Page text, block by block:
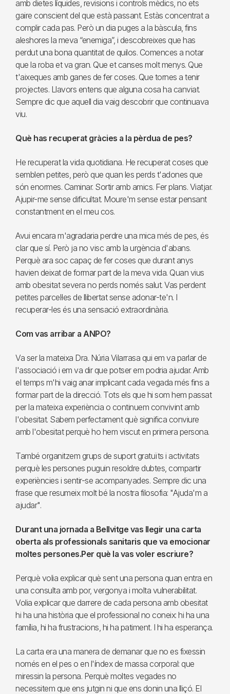
amb dietes líquides, revisions i controls mèdics, no ets
gaire conscient del que està passant. Estàs concentrat a
complir cada pas. Però un dia puges a la bàscula, fins
aleshores la meva “enemiga”, i descobreixes que has
perdut una bona quantitat de quilos. Comences a notar
que la roba et va gran. Que et canses molt menys. Que
t'aixeques amb ganes de fer coses. Que tornes a tenir
projectes. Llavors entens que alguna cosa ha canviat.
Sempre dic que aquell dia vaig descobrir que continuava
viu.
Què has recuperat gràcies a la pèrdua de pes?
He recuperat la vida quotidiana. He recuperat coses que
semblen petites, però que quan les perds t'adones que
són enormes. Caminar. Sortir amb amics. Fer plans. Viatjar.
Ajupir-me sense dificultat. Moure'm sense estar pensant
constantment en el meu cos.
Avui encara m'agradaria perdre una mica més de pes, és
clar que sí. Però ja no visc amb la urgència d'abans.
Perquè ara soc capaç de fer coses que durant anys
havien deixat de formar part de la meva vida. Quan vius
amb obesitat severa no perds només salut. Vas perdent
petites parcel·les de llibertat sense adonar-te'n. I
recuperar-les és una sensació extraordinària.
Com vas arribar a ANPO?
Va ser la mateixa Dra. Núria Vilarrasa qui em va parlar de
l'associació i em va dir que potser em podria ajudar. Amb
el temps m'hi vaig anar implicant cada vegada més fins a
formar part de la direcció. Tots els que hi som hem passat
per la mateixa experiència o continuem convivint amb
l'obesitat. Sabem perfectament què significa conviure
amb l'obesitat perquè ho hem viscut en primera persona.
També organitzem grups de suport gratuïts i activitats
perquè les persones puguin resoldre dubtes, compartir
experiències i sentir-se acompanyades. Sempre dic una
frase que resumeix molt bé la nostra filosofia: "Ajuda'm a
ajudar".
Durant una jornada a Bellvitge vas llegir una carta
oberta als professionals sanitaris que va emocionar
moltes persones.​​​​​​​Per què la vas voler escriure?
Perquè volia explicar què sent una persona quan entra en
una consulta amb por, vergonya i molta vulnerabilitat.
Volia explicar que darrere de cada persona amb obesitat
hi ha una història que el professional no coneix: hi ha una
família, hi ha frustracions, hi ha patiment. I hi ha esperança.
La carta era una manera de demanar que no es fixessin
només en el pes o en l'índex de massa corporal: que
miressin la persona. Perquè moltes vegades no
necessitem que ens jutgin ni que ens donin una lliçó. El